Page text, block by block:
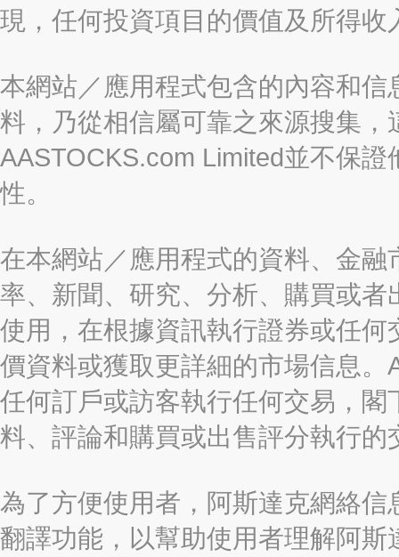
現，任何投資項目的價值及所得收
本網站／應用程式包含的內容和
料，乃從相信屬可靠之來源搜集
AASTOCKS.com Limited並不保
性。
在本網站／應用程式的資料、金
率、新聞、研究、分析、購買或
使用，在根據資訊執行證券或任
價資料或獲取更詳細的市場信息
任何訂戶或訪客執行任何交易，
料、評論和購買或出售評分執行的
為了方便使用者，阿斯達克網絡
翻譯功能，以幫助使用者理解阿